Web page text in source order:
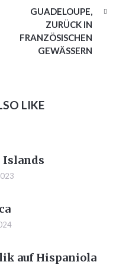
GUADELOUPE,
ZURÜCK IN
FRANZÖSISCHEN
GEWÄSSERN
LIKE
auf Hispaniola